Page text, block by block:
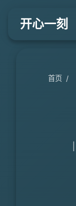
开心一刻
首页 /